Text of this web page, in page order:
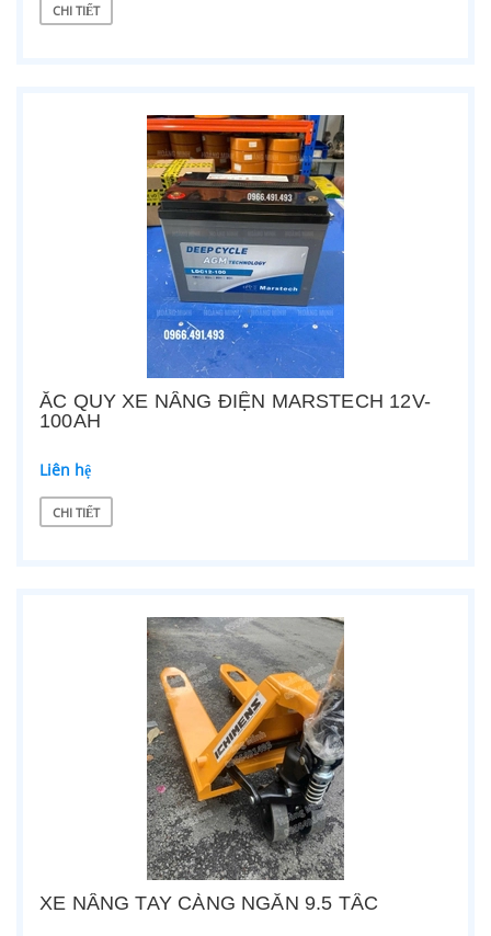
CHI TIẾT
ẮC QUY XE NÂNG ĐIỆN MARSTECH 12V-
100AH
Liên hệ
CHI TIẾT
XE NÂNG TAY CÀNG NGẮN 9.5 TẤC